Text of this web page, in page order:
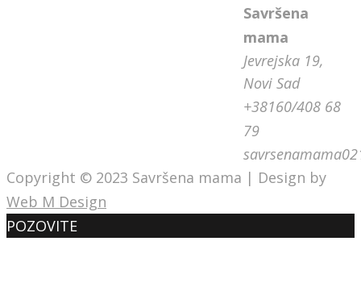
Savršena
mama
Jevrejska 19,
Novi Sad
+38160/408 68
79
Copyright © 2023 Savršena mama | Design by
Web M Design
POZOVITE